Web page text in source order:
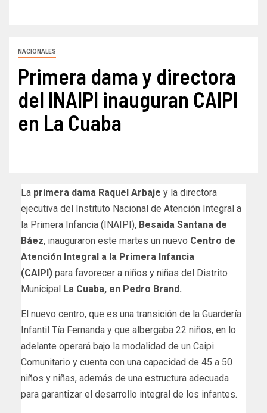
NACIONALES
Primera dama y directora
del INAIPI inauguran CAIPI
en La Cuaba
La primera dama Raquel Arbaje y la directora
ejecutiva del Instituto Nacional de Atención Integral a
la Primera Infancia (INAIPI), Besaida Santana de
Báez, inauguraron este martes un nuevo Centro de
Atención Integral a la Primera Infancia
(CAIPI) para favorecer a niños y niñas del Distrito
Municipal La Cuaba, en Pedro Brand.
El nuevo centro, que es una transición de la Guardería
Infantil Tía Fernanda y que albergaba 22 niños, en lo
adelante operará bajo la modalidad de un Caipi
Comunitario y cuenta con una capacidad de 45 a 50
niños y niñas, además de una estructura adecuada
para garantizar el desarrollo integral de los infantes.